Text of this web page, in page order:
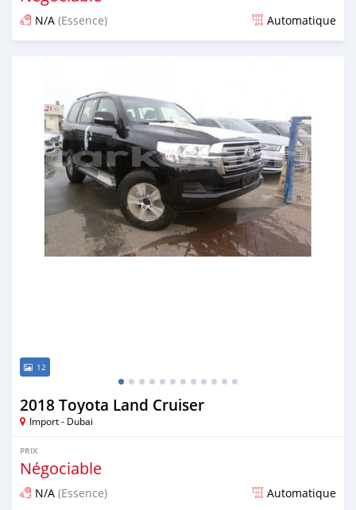
N/A (Essence) Automatique
12
2018 Toyota Land Cruiser
Import - Dubai
PRIX
Négociable
N/A (Essence) Automatique